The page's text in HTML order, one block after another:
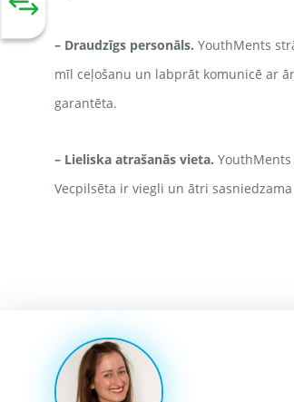
– Draudzīgs personāls. YouthMents
mīl ceļošanu un labprāt komunicē ar
garantēta.
– Lieliska atrašanās vieta.
Vecpilsēta ir viegli un ātri